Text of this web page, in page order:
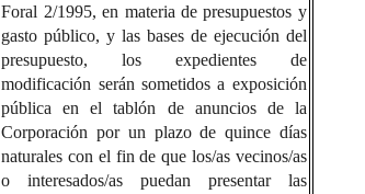
Foral 2/1995, en materia de presupuestos y
gasto público, y las bases de ejecución del
presupuesto, los expedientes de
modificación serán sometidos a exposición
pública en el tablón de anuncios de la
Corporación por un plazo de quince días
naturales con el fin de que los/as vecinos/as
o interesados/as puedan presentar las